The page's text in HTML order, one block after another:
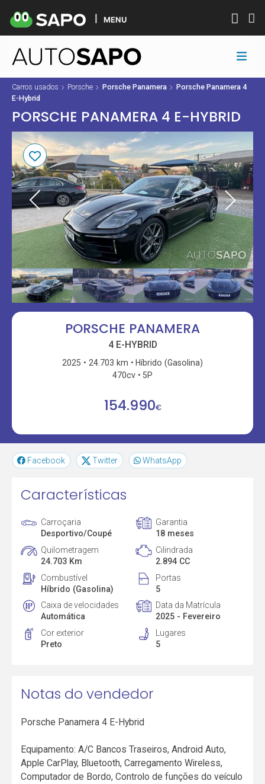
MENU
Carros usados Porsche Porsche Panamera
Porsche Panamera 4
E-Hybrid
PORSCHE PANAMERA 4 E-HYBRID
PORSCHE PANAMERA
4 E-HYBRID
2025 24.703 km
Híbrido (Gasolina)
470cv
5P
154.990€
Facebook Twitter WhatsApp
Características
Carroçaria
Desportivo/Coupé
Garantia
18 meses
Quilometragem
24.703 Km
Cilindrada
2.894 CC
Combustível
Híbrido (Gasolina)
Portas
5
Caixa de velocidades
Automática
Data da Matrícula
2025 - Fevereiro
Cor exterior
Preto
Lugares
5
Notas do vendedor
Porsche Panamera 4 E-Hybrid
Equipamento: A/C Bancos Traseiros, Android Auto,
Apple CarPlay, Bluetooth, Carregamento Wireless,
Computador de Bordo, Controlo de funções do veículo